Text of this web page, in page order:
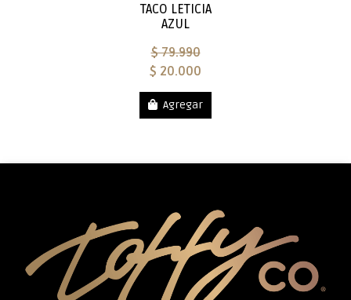
TACO LETICIA
AZUL
$ 79.990
$ 20.000
Agregar